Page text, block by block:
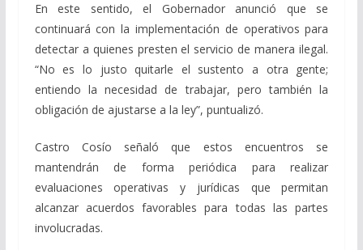
En este sentido, el Gobernador anunció que se
continuará con la implementación de operativos para
detectar a quienes presten el servicio de manera ilegal.
“No es lo justo quitarle el sustento a otra gente;
entiendo la necesidad de trabajar, pero también la
obligación de ajustarse a la ley”, puntualizó.
Castro Cosío señaló que estos encuentros se
mantendrán de forma periódica para realizar
evaluaciones operativas y jurídicas que permitan
alcanzar acuerdos favorables para todas las partes
involucradas.